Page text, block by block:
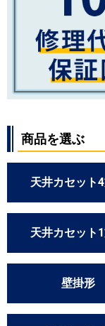
商品を選ぶ
天井カセット
天井カセット
壁掛形